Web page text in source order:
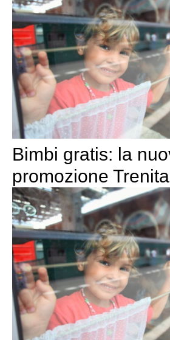
Bimbi gratis: la
promozione